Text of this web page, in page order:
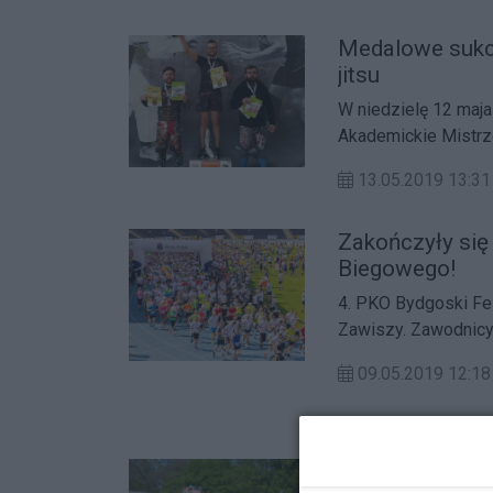
Medalowe
jitsu
W niedzielę 12 maja
Akademickie
Zawody
13.05.2019 13:31
Zakończyły
Biegowego!
4. PKO Bydgoski
Zawiszy.
Marcina".
09.05.2019 12:18